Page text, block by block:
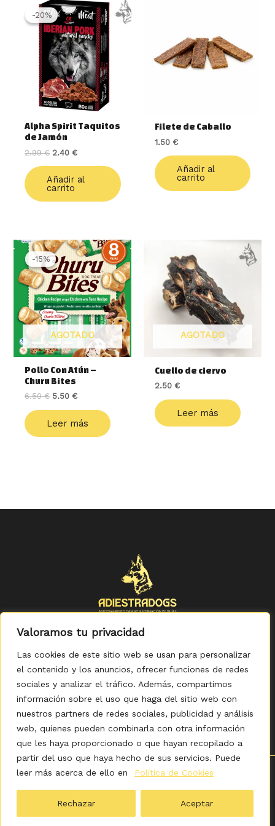
Valoramos tu privacidad
Las cookies de este sitio web se usan para personalizar
el contenido y los anuncios, ofrecer funciones de redes
sociales y analizar el tráfico. Además, compartimos
información sobre el uso que haga del sitio web con
nuestros partners de redes sociales, publicidad y análisis
web, quienes pueden combinarla con otra información
que les haya proporcionado o que hayan recopilado a
partir del uso que haya hecho de sus servicios. Puede
leer más acerca de ello en
Política de Cookies
Rechazar Aceptar
-20%
-20%
Alpha Spirit Taquitos
de Jamón
2.99€
precio
original
era:
2.99 €.
2.40 €
precio
actual
es:
2.40 €.
Añadir al
carrito
Filete de Caballo
1.50 €
Añadir al
carrito
-15%
AGOTADO
-15%
Pollo Con Atún –
Churu Bites
6.50€
El
precio
original
era:
6.50 €.
5.50 €
El
precio
actual
es:
5.50 €.
Leer más
AGOTADO
Cuello de ciervo
2.50 €
Leer más
Política de Privacidad -Política de Cookies-Aviso legal
Accesibilidad- Condiciones Generales de Compra